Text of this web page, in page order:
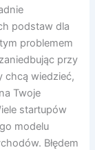
podstaw dla
problemem
przy
chcą wiedzieć,
Twoje
startupów
modelu
Błędem